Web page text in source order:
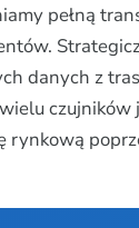
pełną
danych z
czujników
rynkową